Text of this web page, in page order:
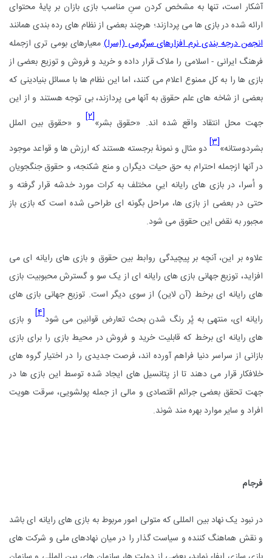
آشکار است، تنها به مشخص کردن سنِ مناسب بازی بازان بر پایۀ محتوای
ارائه شده در بازی ها می پردازند؛ هرچند بعضی از نظام های رده بندی همانند
انجمن درجه بندی نرم افزارهای سرگرمی (اِسرا)معیارهای بومی تری ازجمله
فرهنگ ایرانی - اسلامی را ملاک قرار داده و خرید و فروش و توزیع بعضی از
بازی ها را به کل ممنوع اعلام می کنند، اما این نظام ها با مسائل بنیادینی که
بعضی از شاخه های علم حقوق به آنها می پردازند، بی توجه هستند و از این
جهت محل انتقاد واقع شده اند. «حقوق بشر»[۲] و «حقوق بین الملل
بشردوستانه»[۳]
دو مثال و نمونۀ برجسته هستند که ارزش ها و قواعد موجود
در آنها ازجمله احترام به حق حیات دیگران و منع شکنجه، و حقوق جنگجویان
و اُسرا، در بازی های رایانه اییِ مختلف به کرات مورد خدشه قرار گرفته و
حتی در بعضی از بازی ها، مراحل بگونه ای طراحی شده است که بازی باز
مجبور به نقض این حقوق می شود.
علاوه بر این، آنچه بر پیچیدگی روابط بین حقوق و بازی های رایانه ای می
افزاید، توزیع جهانی بازی های رایانه ای از یک سو و گسترش محبوبیت بازی
های رایانه ای برخط (آن لاین) از سوی دیگر است. توزیع جهانی بازی های
رایانه ای، منتهی به پُر رنگ شدن بحث تعارض قوانین می شود[۴]
و بازی
های رایانه ای برخط که قابلیت خرید و فروش در محیط بازی را برای بازی
بازانی از سراسر دنیا فراهم آورده اند، فرصت جدیدی را در اختیار گروه های
خلافکار قرار می دهند تا از پتانسیل های ایجاد شده توسط این بازی ها در
جهت تحقق بعضی جرائم اقتصادی و مالی از جمله پولشویی، سرقت هویت
افراد و سایر موارد بهره مند شوند.
فرجام
در نبود یک نهاد بین المللی که متولی امور مربوط به بازی های رایانه ای باشد
و نقش هماهنگ کننده و سیاست گذار را در میان نهادهای ملی و شرکت های